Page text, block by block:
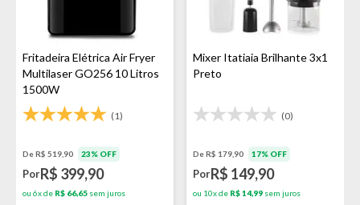
Fritadeira Elétrica Air Fryer
Multilaser GO256 10 Litros
1500W
(1)
De R$ 519,90 23% OFF
PorR$ 399,90
ou 6x de R$ 66,65 sem juros
Mixer Itatiaia Brilhante 3x1
Preto
(0)
De R$ 179,90 17% OFF
PorR$ 149,90
ou 10x de R$ 14,99 sem juros